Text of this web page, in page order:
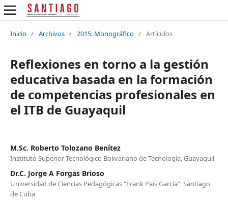
Inicio / Archivos / 2015: Monográfico / Artículos
Reflexiones en torno a la gestión
educativa basada en la formación
de competencias profesionales en
el ITB de Guayaquil
M.Sc. Roberto Tolozano Benítez
Instituto Superior Tecnológico Bolivariano de Tecnología, Guayaquil
Dr.C. Jorge A Forgas Brioso
Universidad de Ciencias Pedagógicas “Frank País García”, Santiago
de Cuba